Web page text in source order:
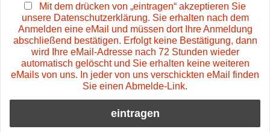
Mit dem drücken von „eintragen“ akzeptieren Sie
unsere Datenschutzerklärung. Sie erhalten nach dem
Anmelden eine eMail und müssen dort Ihre Anmeldung
abschließend bestätigen. Erfolgt keine Bestätigung, dann
wird Ihre eMail-Adresse nach 72 Stunden wieder
automatisch gelöscht und Sie erhalten keine weiteren
eMails von uns. In jeder von uns verschickten eMail finden
Sie einen Abmelde-Link.